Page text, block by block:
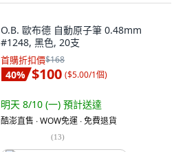
O.B. 歐布德 自動原子筆 0.48mm
#1248, 黑色, 20支
首購折扣價$168
40% $100 ($5.00/1個)
明天 8/10 (一) 預計送達
酷澎直售 ∙ WOW免運 ∙ 免費退貨
(13)